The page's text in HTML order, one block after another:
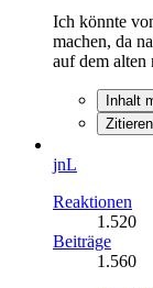
Ich könnte
machen, da
auf dem alten
Inhalt
Zitieren
jnL
Reaktionen
1.520
Beiträge
1.560